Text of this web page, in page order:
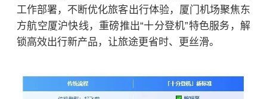
工作部署，不断优化旅客出行体验，厦门机场聚焦东
方航空厦沪快线，重磅推出“十分登机”特色服务，解
锁高效出行新产品，让旅途更省时、更丝滑。